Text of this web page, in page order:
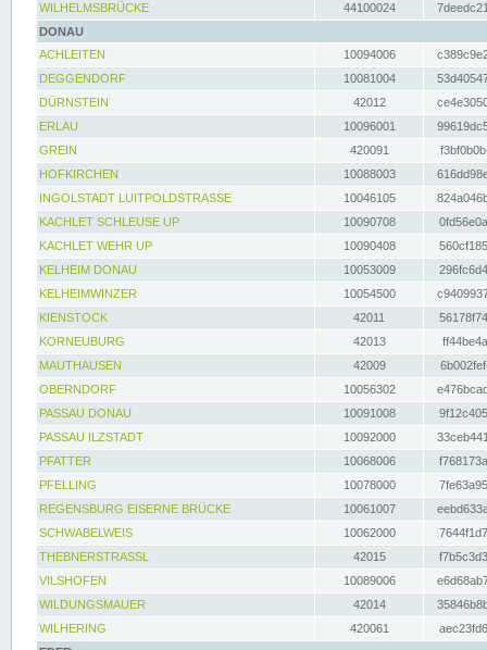
WILHELMSBRÜCKE
44100024
DONAU
ACHLEITEN
10094006
DEGGENDORF
10081004
DÜRNSTEIN
42012
ERLAU
10096001
GREIN
420091
HOFKIRCHEN
10088003
INGOLSTADT LUITPOLDSTRASSE
10046105
KACHLET SCHLEUSE UP
10090708
KACHLET WEHR UP
10090408
KELHEIM DONAU
10053009
KELHEIMWINZER
10054500
KIENSTOCK
42011
KORNEUBURG
42013
MAUTHAUSEN
42009
OBERNDORF
10056302
PASSAU DONAU
10091008
PASSAU ILZSTADT
10092000
PFATTER
10068006
PFELLING
10078000
REGENSBURG EISERNE BRÜCKE
10061007
SCHWABELWEIS
10062000
THEBNERSTRASSL
42015
VILSHOFEN
10089006
WILDUNGSMAUER
42014
WILHERING
420061